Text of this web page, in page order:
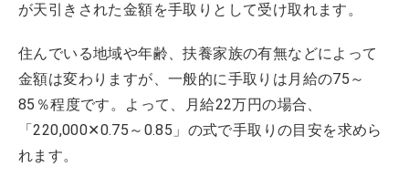
が天引きされた金額を手取りとして受け取れます。
住んでいる地域や年齢、扶養家族の有無などによって
金額は変わりますが、一般的に手取りは月給の75～
85％程度です。よって、月給22万円の場合、
「220,000✕0.75～0.85」の式で手取りの目安を求めら
れます。